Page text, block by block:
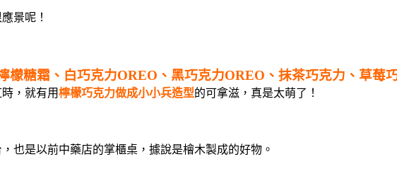
景呢！
檬糖霜、白巧克力OREO、黑巧克力OREO、抹茶巧克力、草莓
，就有用檸檬巧克力做成小小兵造型的可拿滋，真是太萌了！
也是以前中藥店的掌櫃桌，據說是檜木製成的好物。